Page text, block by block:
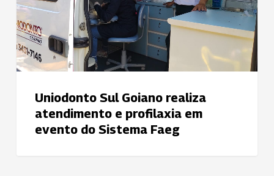
atendimento
e
profilaxia
em
evento
Sistema
Faeg
Uniodonto Sul Goiano realiza
atendimento e profilaxia em
evento do Sistema Faeg